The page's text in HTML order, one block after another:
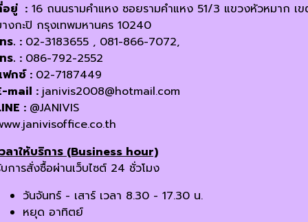
อยู่ : 16 ถนนรามคำแหง ซอยรามคำแหง 51/3 แขวงหัวหมาก เ
งกะปิ กรุงเทพมหานคร 10240
ร. : 02-3183655 , 081-866-7072,
ร. : 086-792-2552
กซ์ : 02-7187449
mail : janivis2008@hotmail.com
: @JANIVIS
ลาให้บริการ (Business hour)
การสั่งซื้อผ่านเว็บไซต์ 24 ชั่วโมง
วันจันทร์ - เสาร์ เวลา 8.30 - 17.30 น.
หยุด อาทิตย์